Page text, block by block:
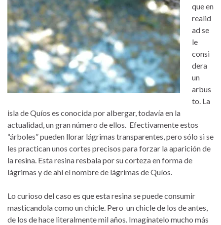
que en
realid
ad se
le
consi
dera
un
arbus
to. La
isla de Quíos es conocida por albergar, todavía en la
actualidad, un gran número de ellos. Efectivamente estos
“árboles” pueden llorar lágrimas transparentes, pero sólo si se
les practican unos cortes precisos para forzar la aparición de
la resina. Esta resina resbala por su corteza en forma de
lágrimas y de ahí el nombre de lágrimas de Quíos.
Lo curioso del caso es que esta resina se puede consumir
masticandola como un chicle. Pero un chicle de los de antes,
de los de hace literalmente mil años. Imagínatelo mucho más